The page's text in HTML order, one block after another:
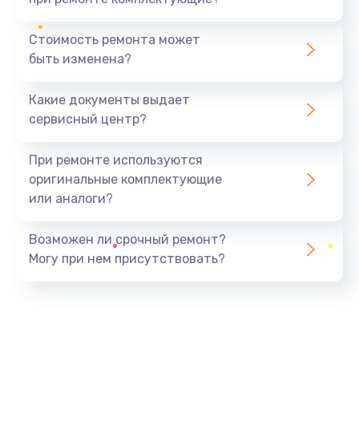
Стоимость ремонта может
быть изменена?
Какие документы выдает
сервисный центр?
При ремонте используются
оригинальные комплектующие
или аналоги?
Возможен ли срочный ремонт?
Могу при нем присутствовать?